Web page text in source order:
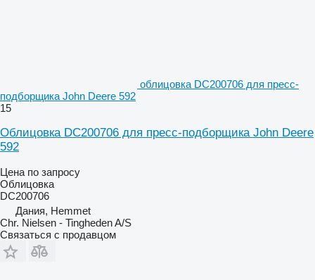
облицовка DC200706 для пресс-
подборщика John Deere 592
15
Облицовка DC200706 для пресс-подборщика John Deere
592
Цена по запросу
Облицовка
DC200706
Дания, Hemmet
Chr. Nielsen - Tingheden A/S
Связаться с продавцом